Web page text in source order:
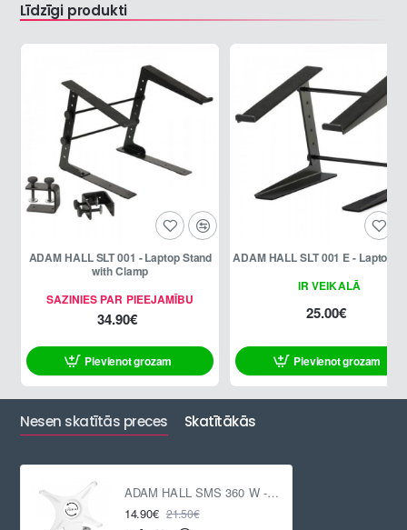
Līdzīgi produkti
SAZINIES PAR PIEEJAMĪBU
ADAM HALL SLT 001 - Laptop Stand
with Clamp
34.90€
Pievienot grozam
IR VEIKALĀ
ADAM HALL SLT 001 E -
25.00€
Pievienot grozam
Nesen skatītās preces Skatītākās
ADAM HALL SMS 360 W - Desktop Stand 360° for IPAD 2 & 3 white
14.90€ 21.50€